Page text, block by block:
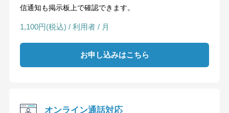
信通知も掲示板上で確認できます。
1,100円(税込) / 利用者 / 月
お申し込みはこちら
オンライン通話対応